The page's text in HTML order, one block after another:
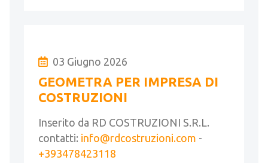
03 Giugno 2026
GEOMETRA PER IMPRESA DI
COSTRUZIONI
Inserito da RD COSTRUZIONI S.R.L.
contatti: info@rdcostruzioni.com -
+393478423118